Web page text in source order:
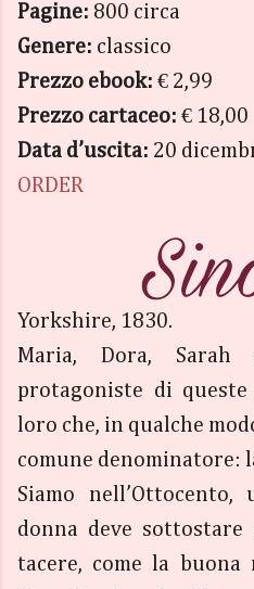
Pagine: 800 circa
Genere: classico
Prezzo ebook: € 2,99
Prezzo cartaceo: € 18,00
Data d’uscita: 20
ORDER
Yorkshire, 1830.
Maria, Dora,
protagoniste di
loro che, in qualche
comune denominatore:
Siamo
donna deve
tacere, come la buona